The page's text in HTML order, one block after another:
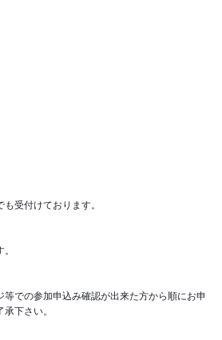
受付けております。
等での参加申込み確認が出来た方から順にお申
下さい。